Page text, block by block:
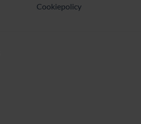
Cookiepolicy